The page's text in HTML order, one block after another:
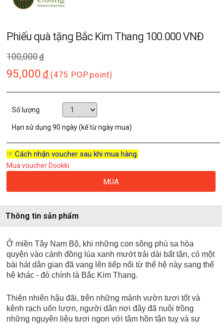
Phiếu quà tặng Bắc Kim Thang 100.000 VNĐ
100,000đ
95,000 đ (475 POP point)
Số lượng
Hạn sử dụng90 ngày (kể từ ngày mua)
☞ Cách nhận voucher sau khi mua hàng.
Mua voucher Dookki
MUA
Thông tin sản phẩm
Ở miền Tây Nam Bộ, khi những con sông phù sa hòa
quyện vào cánh đồng lúa xanh mướt trải dài bất tận, có một
bài hát dân gian đã vang lên tiếp nối từ thế hệ này sang thế
hệ khác - đó chính là Bắc Kim Thang.
Thiên nhiên hậu đãi, trên những mảnh vườn tươi tốt và
kênh rạch uốn lượn, người dân nơi đây đã nuôi trồng
những nguyên liệu tươi ngon với tâm hồn tận tuỵ và sự